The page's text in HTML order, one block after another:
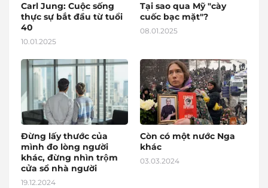
Carl Jung: Cuộc sống
thực sự bắt đầu từ tuổi
40
10.01.2025
Tại sao qua Mỹ "cày
cuốc bạc mặt"?
08.01.2025
Đừng lấy thước của
mình đo lòng người
khác, đừng nhìn trộm
cửa sổ nhà người
19.12.2024
Còn có một nước Nga
khác
03.03.2024